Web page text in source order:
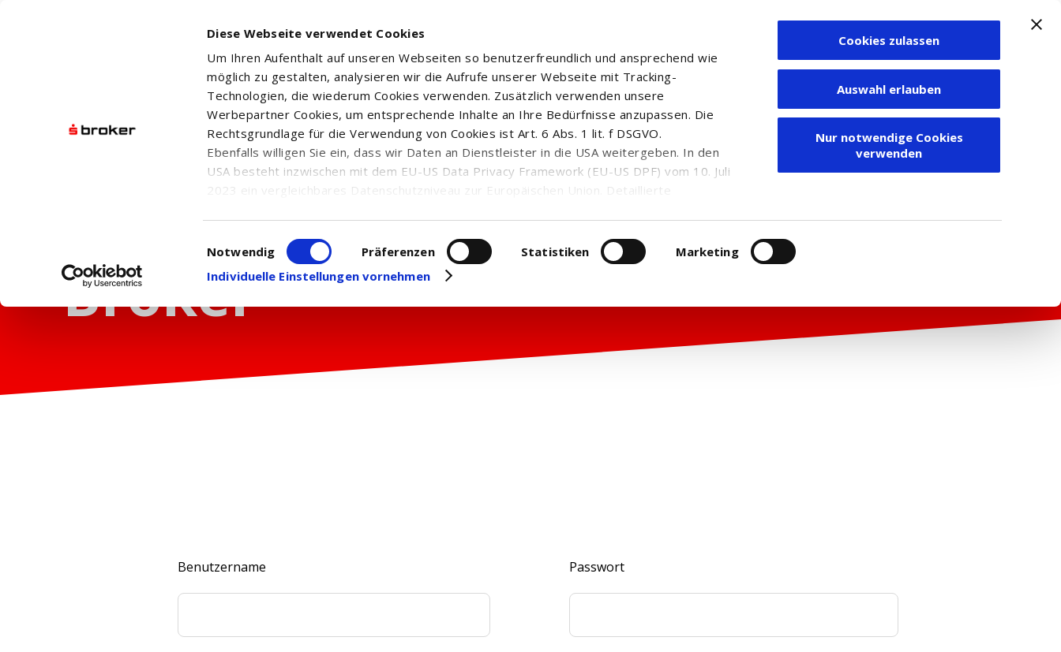
Diese Webseite verwendet Cookies
Um Ihren Aufenthalt auf unseren Webseiten so benutzerfreundlich und ansprechend wie
möglich zu gestalten, analysieren wir die Aufrufe unserer Webseite mit Tracking-
Technologien, die wiederum Cookies verwenden. Zusätzlich verwenden unsere
Werbepartner Cookies, um entsprechende Inhalte an Ihre Bedürfnisse anzupassen. Die
Rechtsgrundlage für die Verwendung von Cookies ist Art. 6 Abs. 1 lit. f DSGVO.
Ebenfalls willigen Sie ein, dass wir Daten an Dienstleister in die USA weitergeben. In den
USA besteht inzwischen mit dem EU-US Data Privacy Framework (EU-US DPF) vom 10. Juli
2023 ein vergleichbares Datenschutzniveau zur Europäischen Union. Detaillierte
in den USA, finden Sie auf unserer Seite zumDatenschutz. Dort können Sie Ihre
Einwilligung auch jederzeit widerrufen oder anpassen.
Einwilligungsauswahl
Notwendig Präferenzen Statistiken
Marketing
Individuelle Einstellungen vornehmen
Cookies zulassen
Auswahl erlauben
Nur notwendige Cookies
verwenden
Zum Depot
Benutzername Passwort